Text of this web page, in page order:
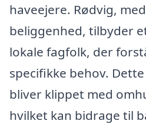
haveejere. Rødvig,
beliggenhed, tilbyder
lokale fagfolk, der
specifikke behov.
bliver klippet med
hvilket kan bidrage til